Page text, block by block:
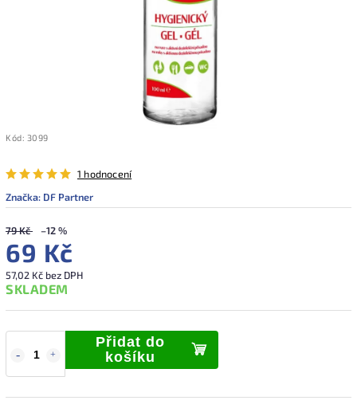
Kód: 3099
1 hodnocení
Značka: DF Partner
79 Kč –12 %
69 Kč
57,02 Kč bez DPH
SKLADEM
Přidat do
košíku